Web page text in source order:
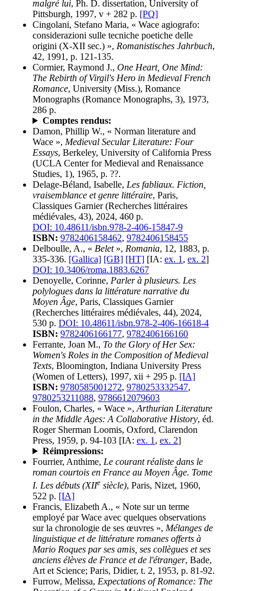
malgré lui, Ph. D. dissertation, University of
Pittsburgh, 1997, v + 282 p. [PQ]
Cingolani, Stefano Maria, « Wace agiografo:
considerazioni sulle tecniche poetiche delle
origini (X-XII sec.) », Romanistisches Jahrbuch,
42, 1991, p. 121-135.
Cormier, Raymond J., One Heart, One Mind:
The Rebirth of Virgil's Hero in Medieval French
Romance, University (Miss.), Romance
Monographs (Romance Monographs, 3), 1973,
286 p.
Comptes rendus:
Damon, Phillip W., « Norman literature and
Wace », Medieval Secular Literature: Four
Essays, Berkeley, University of California Press
(UCLA Center for Medieval and Renaissance
Studies, 1), 1965, p. ??.
Delage-Béland, Isabelle, Les fabliaux. Fiction,
vraisemblance et genre littéraire, Paris,
Classiques Garnier (Recherches littéraires
médiévales, 43), 2024, 460 p.
DOI: 10.48611/isbn.978-2-406-15847-9
ISBN: 9782406158462, 9782406158455
Delboulle, A., « Belet», Romania, 12, 1883, p.
335-336. [Gallica] [GB] [HT] [IA: ex. 1 , ex. 2]
DOI: 10.3406/roma.1883.6267
Denoyelle, Corinne, Parler à plusieurs. Les
polylogues dans la littérature narrative du
Moyen Âge, Paris, Classiques Garnier
(Recherches littéraires médiévales, 44), 2024,
530 p. DOI: 10.48611/isbn.978-2-406-16618-4
ISBN: 9782406166177, 9782406166160
Ferrante, Joan M., To the Glory of Her Sex:
Women's Roles in the Composition of Medieval
Texts, Bloomington, Indiana University Press
(Women of Letters), 1997, xii + 295 p. [IA]
ISBN: 9780585001272, 9780253332547,
9780253211088, 9786612079603
Foulon, Charles, « Wace », Arthurian Literature
in the Middle Ages: A Collaborative History, éd.
Roger Sherman Loomis, Oxford, Clarendon
Press, 1959, p. 94-103 [IA: ex. 1 , ex. 2]
Réimpressions:
Fourrier, Anthime, Le courant réaliste dans le
roman courtois en France au Moyen Âge. Tome
I. Les débuts (XIIe siècle), Paris, Nizet, 1960,
522 p. [IA]
Francis, Elizabeth A., « Note sur un terme
employé par Wace avec quelques observations
sur la chronologie de ses œuvres », Mélanges de
linguistique et de littérature romanes offerts à
Mario Roques par ses amis, ses collègues et ses
anciens élèves de France et de l'étranger, Bade,
Art et Science; Paris, Didier, t. 2, 1953, p. 81-92.
Furrow, Melissa, Expectations of Romance: The